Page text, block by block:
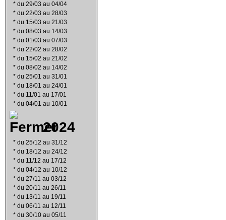
* du 29/03 au 04/04
* du 22/03 au 28/03
* du 15/03 au 21/03
* du 08/03 au 14/03
* du 01/03 au 07/03
* du 22/02 au 28/02
* du 15/02 au 21/02
* du 08/02 au 14/02
* du 25/01 au 31/01
* du 18/01 au 24/01
* du 11/01 au 17/01
* du 04/01 au 10/01
2024
* du 25/12 au 31/12
* du 18/12 au 24/12
* du 11/12 au 17/12
* du 04/12 au 10/12
* du 27/11 au 03/12
* du 20/11 au 26/11
* du 13/11 au 19/11
* du 06/11 au 12/11
* du 30/10 au 05/11